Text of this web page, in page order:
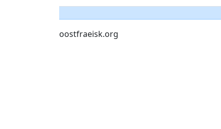
oostfraeisk.org